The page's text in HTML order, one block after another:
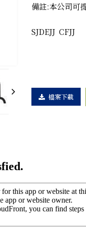
備註:本公司可
SJDEJJ CFJJ
檔案下載